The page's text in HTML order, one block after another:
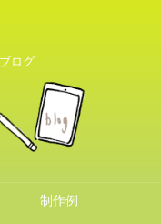
ログ
制作例